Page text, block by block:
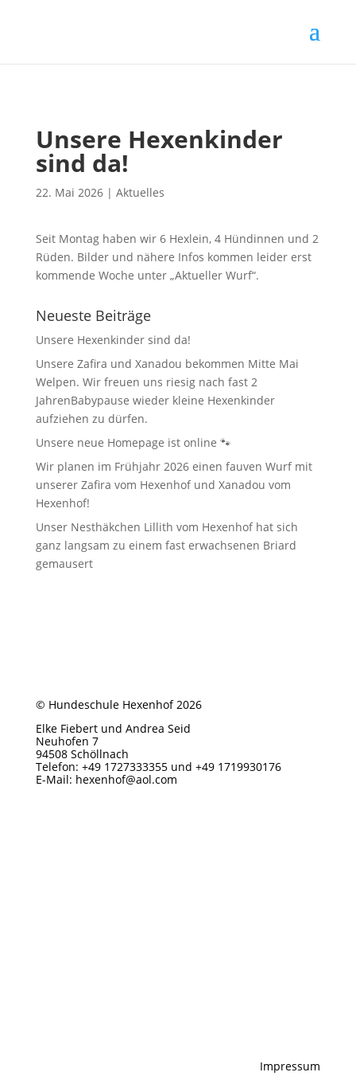
Unsere Hexenkinder
sind da!
22. Mai 2026| Aktuelles
Seit Montag haben wir 6 Hexlein, 4 Hündinnen und 2
Rüden. Bilder und nähere Infos kommen leider erst
kommende Woche unter „Aktueller Wurf“.
Neueste Beiträge
Unsere Hexenkinder sind da!
Unsere Zafira und Xanadou bekommen Mitte Mai
Welpen. Wir freuen uns riesig nach fast 2
JahrenBabypause wieder kleine Hexenkinder
aufziehen zu dürfen.
Unsere neue Homepage ist online 🐾
Wir planen im Frühjahr 2026 einen fauven Wurf mit
unserer Zafira vom Hexenhof und Xanadou vom
Hexenhof!
Unser Nesthäkchen Lillith vom Hexenhof hat sich
ganz langsam zu einem fast erwachsenen Briard
gemausert
© Hundeschule Hexenhof 2026
Elke Fiebert und Andrea Seid
Neuhofen 7
94508 Schöllnach
Telefon: +49 1727333355 und +49 1719930176
E-Mail: hexenhof@aol.com
Impressum